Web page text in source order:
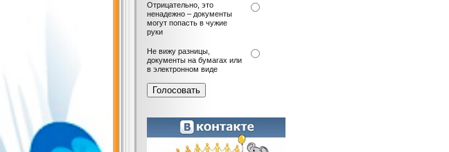
Отрицательно, это
ненадежно – документы
могут попасть в чужие
руки
Не вижу разницы,
документы на бумагах или
в электронном виде